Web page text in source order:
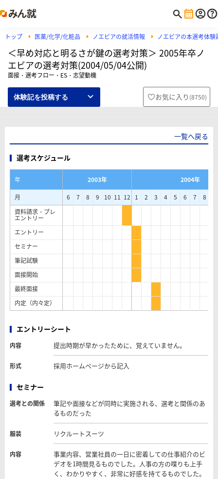
トップ 医薬/化学/化粧品 ノエビアの就活情報 ノエビアの本選考体験
＜早め対応と明るさが鍵の選考対策＞ 2005年卒ノ
エビアの選考対策(2004/05/04公開)
面接・選考フロー・ES・志望動機
体験記を投稿する お気に入り (8750)
一覧へ戻る
選考スケジュール
年 2003年
2004年
月
6 7 8 9 10 11 12 1 2 3 4 5 6 7 8
資料請求・プレ
エントリー
エントリー
セミナー
筆記試験
面接開始
最終面接
内定（内々定）
エントリーシート
内容 提出時期が早かったために、覚えていません。
形式 採用ホームページから記入
セミナー
選考との関係
筆記や面接などが同時に実施される、選考と関係のあ
るものだった
服装 リクルートスーツ
内容
事業内容、営業社員の一日に密着しての仕事紹介のビ
デオを1時間見るものでした。人事の方の喋りも上手
く、わかりやすく、非常に好感を持てるものでした。